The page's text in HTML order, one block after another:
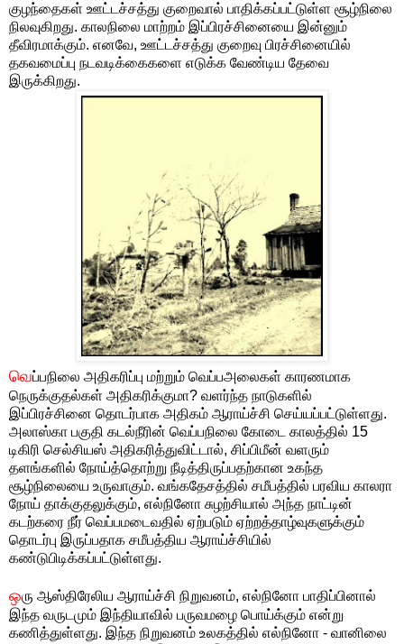
குழந்தைகள் ஊட்டச்சத்து குறைவால் பாதிக்கப்பட்டுள்ள சூழ்நிலை
நிலவுகிறது. காலநிலை மாற்றம் இப்பிரச்சினையை இன்னும்
தீவிரமாக்கும். எனவே, ஊட்டச்சத்து குறைவு பிரச்சினையில்
தகவமைப்பு நடவடிக்கைகளை எடுக்க வேண்டிய தேவை
இருக்கிறது.
வெப்பநிலை அதிகரிப்பு மற்றும் வெப்பஅலைகள் காரணமாக
நெருக்குதல்கள் அதிகரிக்குமா? வளர்ந்த நாடுகளில்
இப்பிரச்சினை தொடர்பாக அதிகம் ஆராய்ச்சி செய்யப்பட்டுள்ளது.
அலாஸ்கா பகுதி கடல்நீரின் வெப்பநிலை கோடை காலத்தில் 15
டிகிரி செல்சியஸ் அதிகரித்துவிட்டால், சிப்பிமீன் வளரும்
தளங்களில் நோய்த்தொற்று நீடித்திருப்பதற்கான உகந்த
சூழ்நிலையை உருவாகும். வங்கதேசத்தில் சமீபத்தில் பரவிய காலரா
நோய் தாக்குதலுக்கும், எல்நினோ சுழற்சியால் அந்த நாட்டின்
கடற்கரை நீர் வெப்பமடைவதில் ஏற்படும் ஏற்றத்தாழ்வுகளுக்கும்
தொடர்பு இருப்பதாக சமீபத்திய ஆராய்ச்சியில்
கண்டுபிடிக்கப்பட்டுள்ளது.
ஒரு ஆஸ்திரேலிய ஆராய்ச்சி நிறுவனம், எல்நினோ பாதிப்பினால்
இந்த வருடமும் இந்தியாவில் பருவமழை பொய்க்கும் என்று
கணித்துள்ளது. இந்த நிறுவனம் உலகத்தில் எல்நினோ - வானிலை